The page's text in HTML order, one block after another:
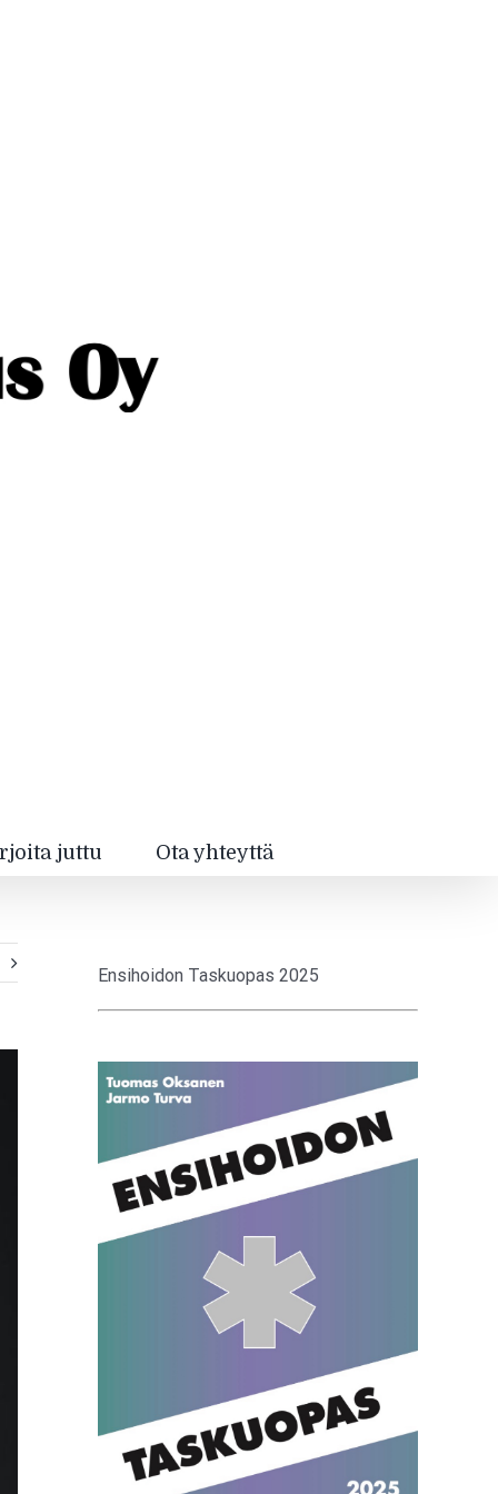
juttu Ota yhteyttä
Ensihoidon Taskuopas 2025